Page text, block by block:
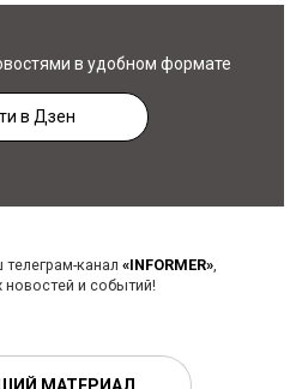
в удобном формате
в Дзен
канал «INFORMER»,
новостей и событий!